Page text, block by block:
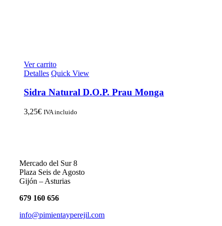
Ver carrito
Detalles Quick View
Sidra Natural D.O.P. Prau Monga
3,25€ IVA incluido
Mercado del Sur 8
Plaza Seis de Agosto
Gijón – Asturias
679 160 656
info@pimientayperejil.com